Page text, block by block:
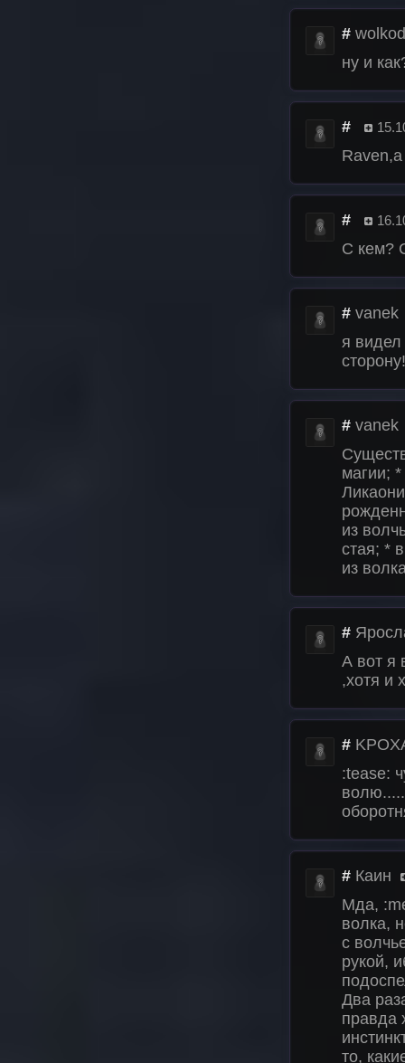
#
ну и
#
#
С кем?
# vanek
я
# vanek
магии;
из
стая; *
из
#
А вот я
,хотя и
#
:tease:
# Каин
Мда,
волка,
с
рукой,
Два
правда
то,